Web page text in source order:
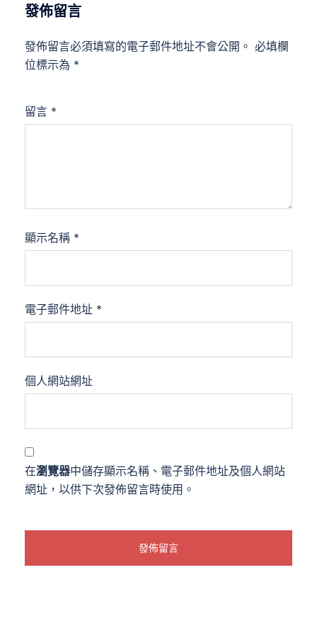
發佈留言
發佈留言必須填寫的電子郵件地址不會公開。 必填欄
位標示為 *
留言 *
顯示名稱 *
電子郵件地址 *
個人網站網址
在瀏覽器中儲存顯示名稱、電子郵件地址及個人網站
網址，以供下次發佈留言時使用。